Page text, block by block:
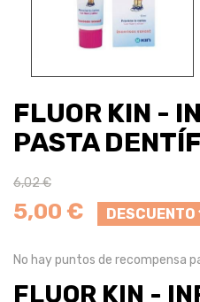
FLUOR KIN -
PASTA
6,02 €
5,00 € DESCUENTO
No hay puntos de recompensa
FLUOR KIN -